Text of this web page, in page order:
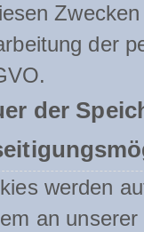
der
der
werden
an